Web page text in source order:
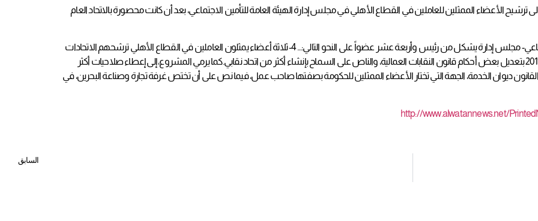
الأعضاء الممثلين للعاملين في القطاع الأهلي في مجلس إدارة الهيئة العامة للتأمين الاجتماعي، بعد أن كانت محصورة بالاتحاد العام
ونص التعديل في المشروع بقانون، على أنه «يكون للهيئة -العامة للتأمين الاجتماعي- مجلس إدارة يشكل من رئيس وأربعة عشر عضواً على النحو التالي:… 4- ثلاثة أعضاء يمثلون العاملين في القطاع الأهلي ترشحهم الاتحادات
كما يرمي المشروع، إلى إعطاء صلاحيات أكثر
ديوان الخدمة، الجهة التي تختار الأعضاء الممثلين للحكومة بصفتها صاحب عمل، فيما نص على أن تختص غرفة تجارة وصناعة البحرين، في
http://www.alwatannews.net/
السابق